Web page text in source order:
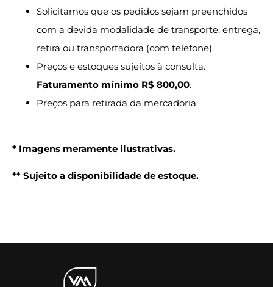
Solicitamos que os pedidos sejam preenchidos
com a devida modalidade de transporte: entrega,
retira ou transportadora (com telefone).
Preços e estoques sujeitos à consulta.
Faturamento mínimo R$ 800,00.
Preços para retirada da mercadoria.
* Imagens meramente ilustrativas.
** Sujeito a disponibilidade de estoque.